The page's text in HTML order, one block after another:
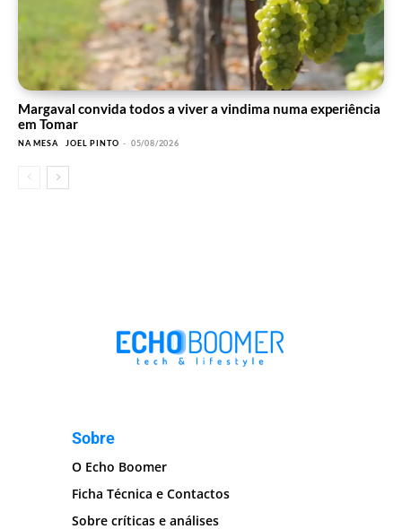
Margaval convida todos a viver a vindima numa experiência
em Tomar
NA MESA JOEL PINTO - 05/08/2026
Sobre
O Echo Boomer
Ficha Técnica e Contactos
Sobre críticas e análises